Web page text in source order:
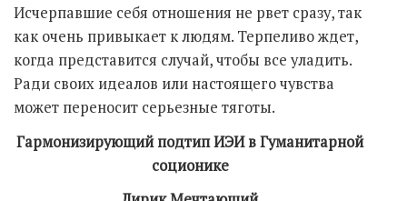
Исчерпавшие себя отношения не рвет сразу, так
как очень привыкает к людям. Терпеливо ждет,
когда представится случай, чтобы все уладить.
Ради своих идеалов или настоящего чувства
может переносит серьезные тяготы.
Гармонизирующий подтип ИЭИ в Гуманитарной
соционике